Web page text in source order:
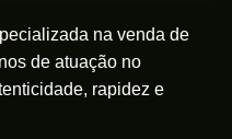
na venda de
de atuação no
rapidez e